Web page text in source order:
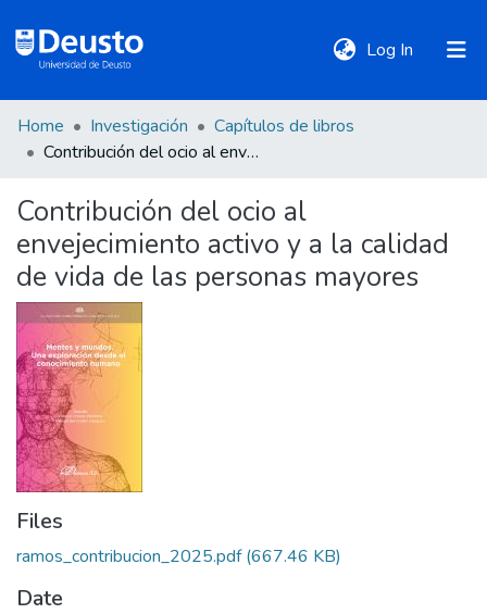
Log In (current)
DeustoTeka
Communities
&
Collections
All of DSpace
Statistics
Policies
Home Investigación
Capítulos de libros
Contribución del ocio al envejecimiento activo y a la calidad de vida de las personas mayores
Contribución del ocio al
envejecimiento activo y a la calidad
de vida de las personas mayores
Files
ramos_contribucion_2025.pdf(667.46 KB)
Date